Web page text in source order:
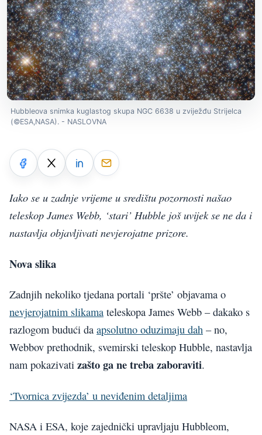
Hubbleova snimka kuglastog skupa NGC 6638 u zviježđu Strijelca
(©ESA,NASA). - NASLOVNA
Iako se u zadnje vrijeme u središtu pozornosti našao
teleskop James Webb, ‘stari’ Hubble još uvijek se ne da i
nastavlja objavljivati nevjerojatne prizore.
Nova slika
Zadnjih nekoliko tjedana portali ‘pršte’ objavama o
nevjerojatnim slikama teleskopa James Webb – dakako s
razlogom budući da apsolutno oduzimaju dah – no,
Webbov prethodnik, svemirski teleskop Hubble, nastavlja
nam pokazivati zašto ga ne treba zaboraviti.
‘Tvornica zvijezda’ u neviđenim detaljima
NASA i ESA, koje zajednički upravljaju Hubbleom,